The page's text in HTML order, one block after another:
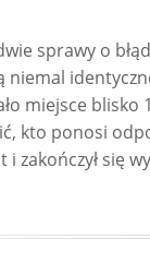
sprawy o
niemal
miejsce
kto ponosi
i zakończył się